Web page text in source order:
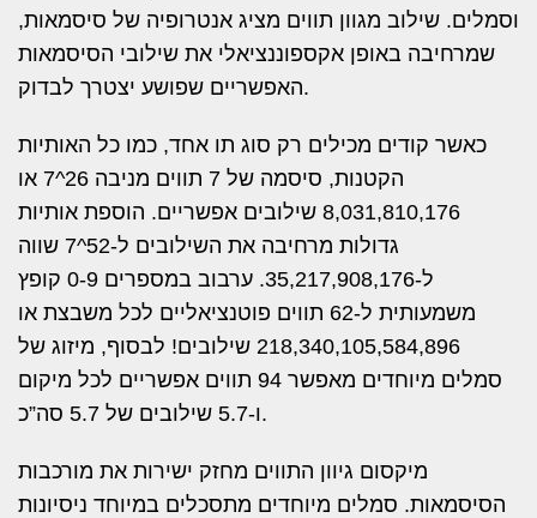
וסמלים. שילוב מגוון תווים מציג אנטרופיה של סיסמאות,
שמרחיבה באופן אקספוננציאלי את שילובי הסיסמאות
האפשריים שפושע יצטרך לבדוק.
כאשר קודים מכילים רק סוג תו אחד, כמו כל האותיות
הקטנות, סיסמה של 7 תווים מניבה 26^7 או
8,031,810,176 שילובים אפשריים. הוספת אותיות
גדולות מרחיבה את השילובים ל-52^7 שווה
ל-35,217,908,176. ערבוב במספרים 0-9 קופץ
משמעותית ל-62 תווים פוטנציאליים לכל משבצת או
218,340,105,584,896 שילובים! לבסוף, מיזוג של
סמלים מיוחדים מאפשר 94 תווים אפשריים לכל מיקום
ו-5.7 שילובים של 5.7 סה”כ.
מיקסום גיוון התווים מחזק ישירות את מורכבות
הסיסמאות. סמלים מיוחדים מתסכלים במיוחד ניסיונות